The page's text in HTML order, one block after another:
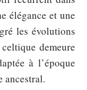
élégance et une
les évolutions
demeure
à l’époque
ancestral.